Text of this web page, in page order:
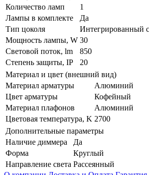
Количество ламп
1
Лампы в комплекте
Да
Тип цоколя
Интегрированный
Мощность лампы, W 30
Световой поток, lm
850
Степень защиты, IP
20
Материал и цвет (внешний вид)
Материал арматуры
Алюминий
Цвет арматуры
Кофейный
Материал плафонов
Алюминий
Цветовая температура, K 2700
Дополнительные параметры
Наличие диммера
Да
Форма
Круглый
Направление света Рассеянный